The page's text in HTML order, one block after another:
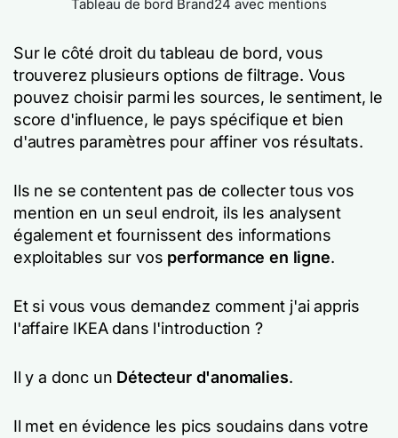
Tableau de bord Brand24 avec mentions
Sur le côté droit du tableau de bord, vous
trouverez plusieurs options de filtrage. Vous
pouvez choisir parmi les sources, le sentiment, le
score d'influence, le pays spécifique et bien
d'autres paramètres pour affiner vos résultats.
Ils ne se contentent pas de collecter tous vos
mention en un seul endroit, ils les analysent
également et fournissent des informations
exploitables sur vos performance en ligne.
Et si vous vous demandez comment j'ai appris
l'affaire IKEA dans l'introduction ?
Il y a donc un Détecteur d'anomalies.
Il met en évidence les pics soudains dans votre